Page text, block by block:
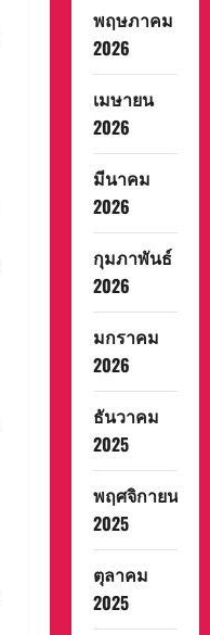
พฤษภาคม
2026
เมษายน
2026
มีนาคม
2026
กุมภาพันธ์
2026
มกราคม
2026
ธันวาคม
2025
พฤศจิกายน
2025
ตุลาคม
2025